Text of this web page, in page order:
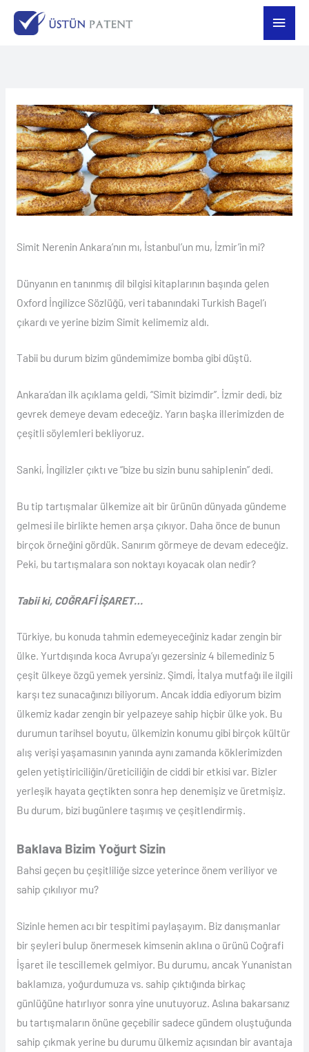
İçeriğe
atla
Ana
Simit Nerenin Ankara’nın mı, İstanbul’un mu, İzmir’in mi?
Dünyanın en tanınmış dil bilgisi kitaplarının başında gelen
Oxford İngilizce Sözlüğü, veri tabanındaki Turkish Bagel’ı
çıkardı ve yerine bizim Simit kelimemiz aldı.
Tabii bu durum bizim gündemimize bomba gibi düştü.
Ankara’dan ilk açıklama geldi, “Simit bizimdir”. İzmir dedi, biz
gevrek demeye devam edeceğiz. Yarın başka illerimizden de
çeşitli söylemleri bekliyoruz.
Sanki, İngilizler çıktı ve “bize bu sizin bunu sahiplenin” dedi.
Bu tip tartışmalar ülkemize ait bir ürünün dünyada gündeme
gelmesi ile birlikte hemen arşa çıkıyor. Daha önce de bunun
birçok örneğini gördük. Sanırım görmeye de devam edeceğiz.
Peki, bu tartışmalara son noktayı koyacak olan nedir?
Tabii ki, COĞRAFİ İŞARET…
Türkiye, bu konuda tahmin edemeyeceğiniz kadar zengin bir
ülke. Yurtdışında koca Avrupa’yı gezersiniz 4 bilemediniz 5
çeşit ülkeye özgü yemek yersiniz. Şimdi, İtalya mutfağı ile ilgili
karşı tez sunacağınızı biliyorum. Ancak iddia ediyorum bizim
ülkemiz kadar zengin bir yelpazeye sahip hiçbir ülke yok. Bu
durumun tarihsel boyutu, ülkemizin konumu gibi birçok kültür
alış verişi yaşamasının yanında aynı zamanda köklerimizden
gelen yetiştiriciliğin/üreticiliğin de ciddi bir etkisi var. Bizler
yerleşik hayata geçtikten sonra hep denemişiz ve üretmişiz.
Bu durum, bizi bugünlere taşımış ve çeşitlendirmiş.
Baklava Bizim Yoğurt Sizin
Bahsi geçen bu çeşitliliğe sizce yeterince önem veriliyor ve
sahip çıkılıyor mu?
Sizinle hemen acı bir tespitimi paylaşayım. Biz danışmanlar
bir şeyleri bulup önermesek kimsenin aklına o ürünü Coğrafi
İşaret ile tescillemek gelmiyor. Bu durumu, ancak Yunanistan
baklamıza, yoğurdumuza vs. sahip çıktığında birkaç
günlüğüne hatırlıyor sonra yine unutuyoruz. Aslına bakarsanız
bu tartışmaların önüne geçebilir sadece gündem oluştuğunda
sahip çıkmak yerine bu durumu ülkemiz açısından bir avantaja